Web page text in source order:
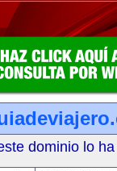
dominio lo